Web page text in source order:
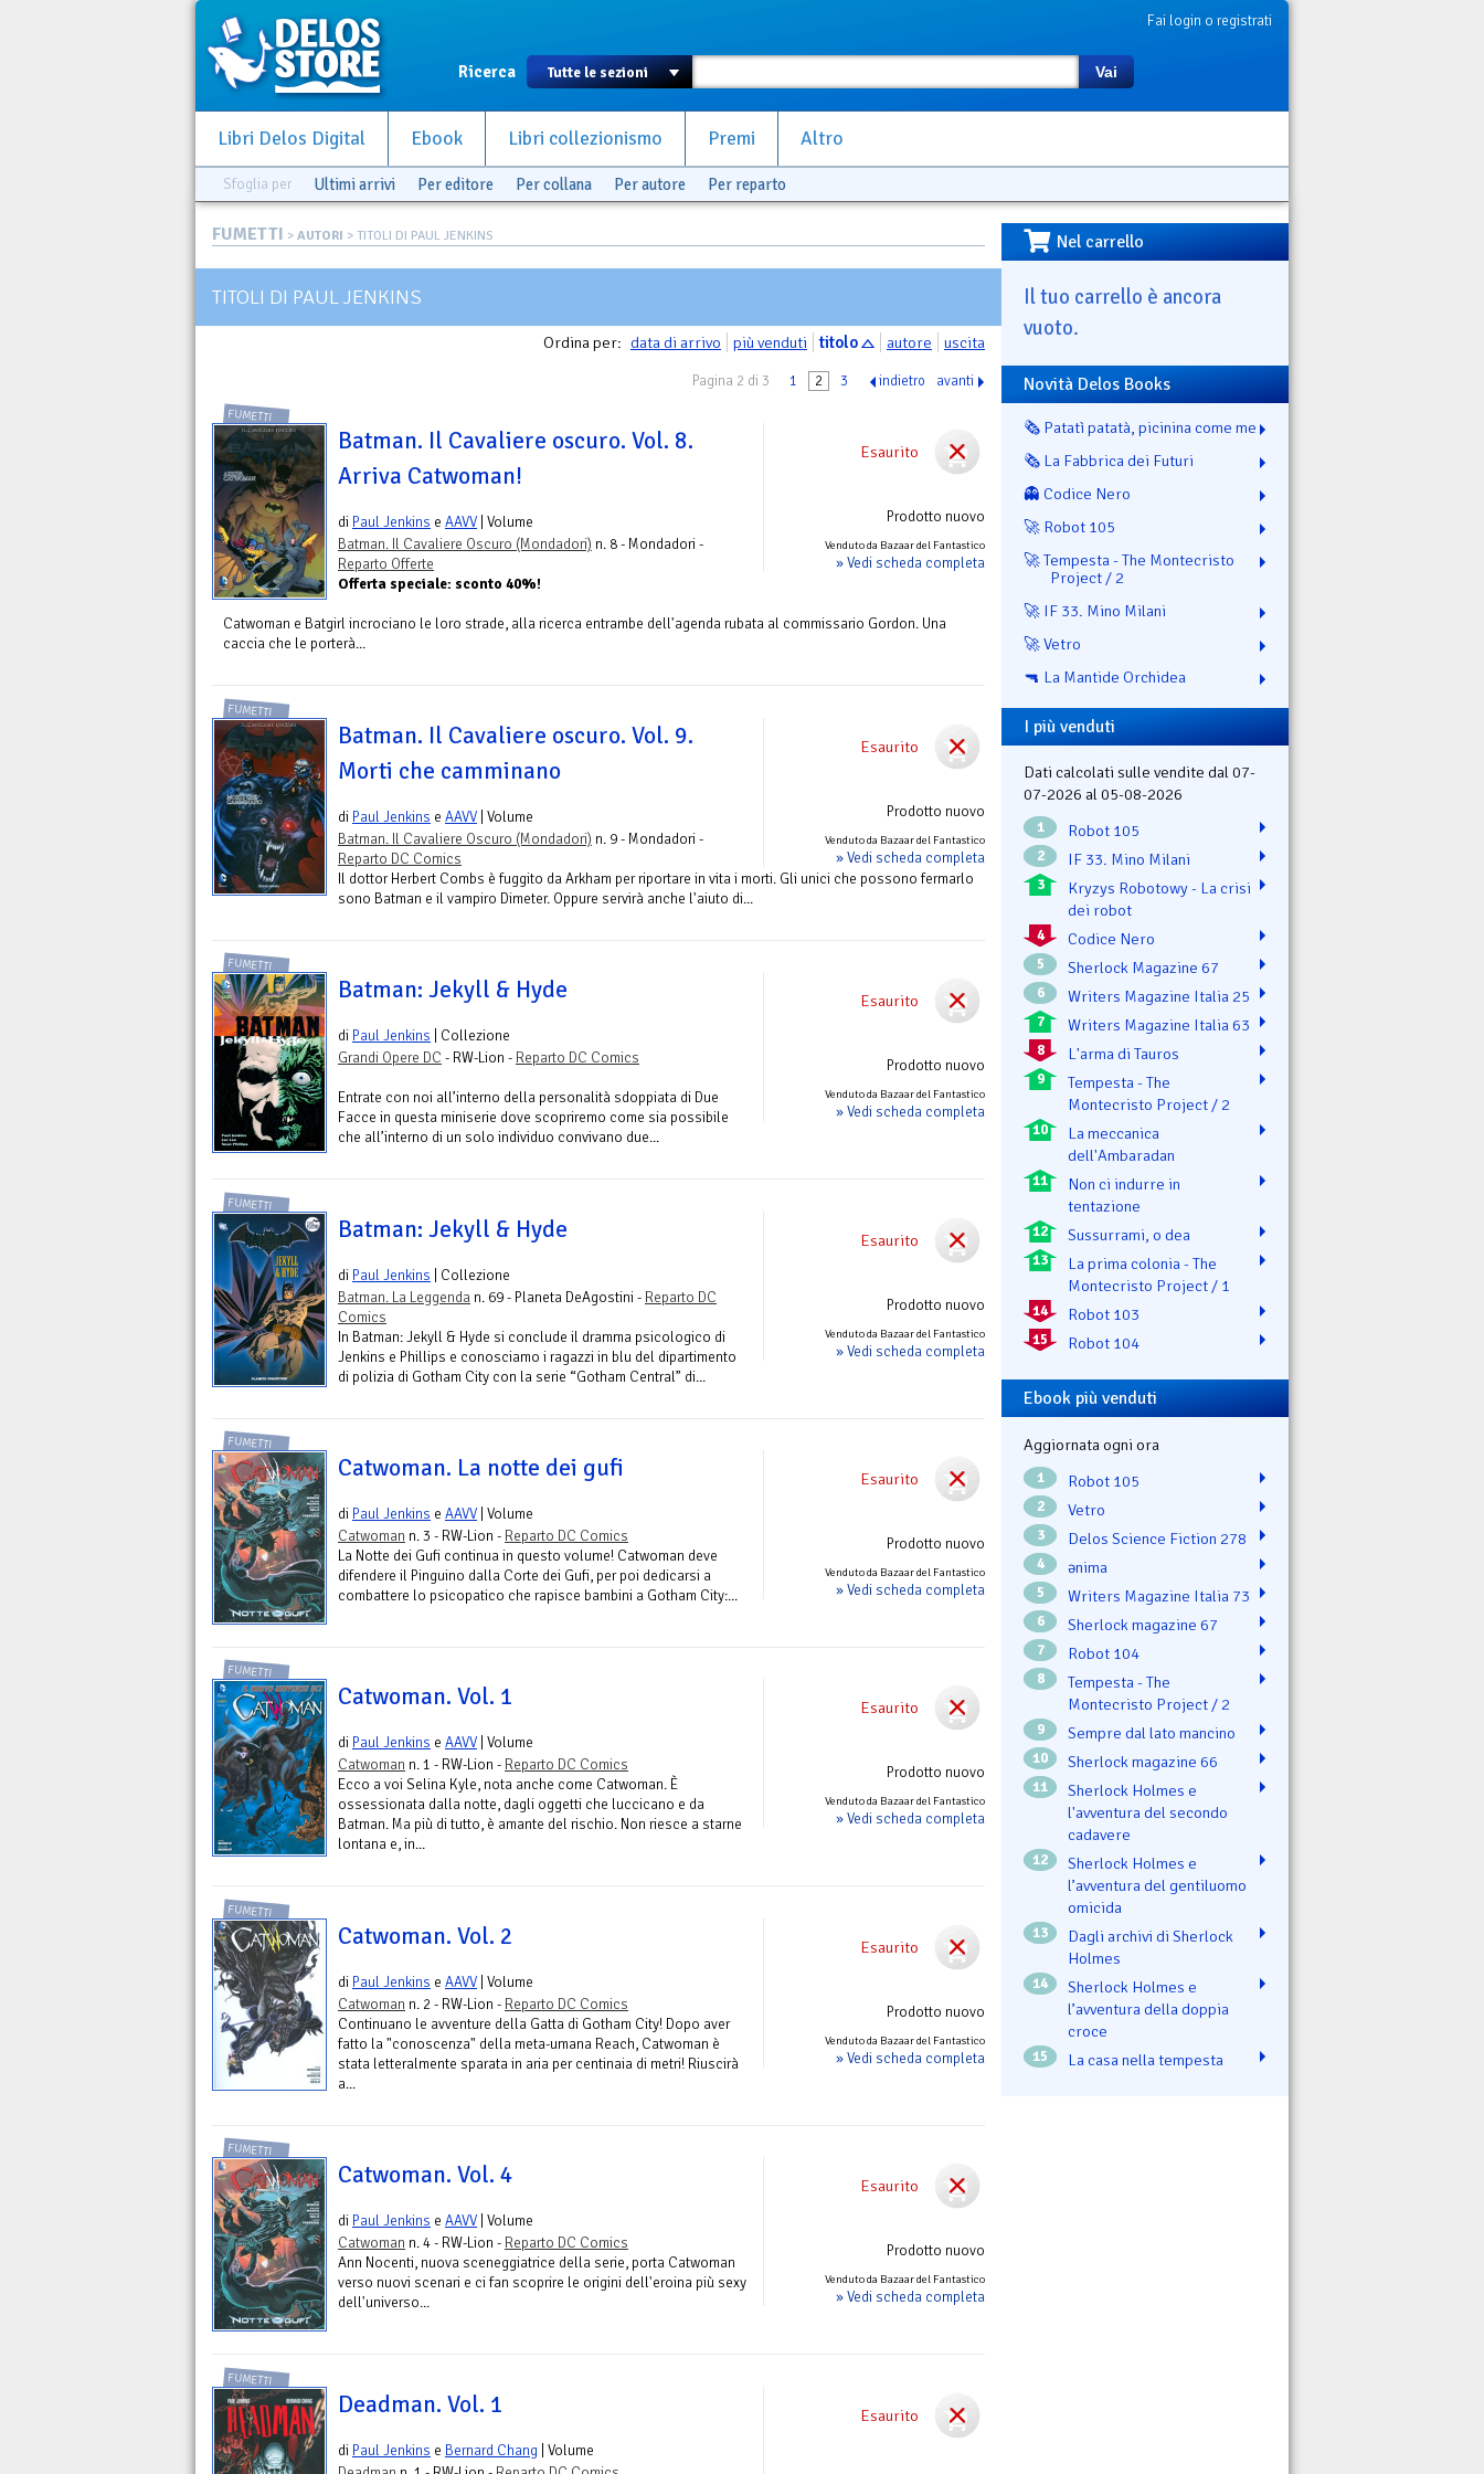
Fai login o registrati
Ricerca Vai
Libri Delos Digital Ebook Libri collezionismo Premi Altro
Sfoglia per Ultimi arrivi Per editore Per collana Per autore Per reparto
FUMETTI > AUTORI > TITOLI DI PAUL JENKINS
TITOLI DI PAUL JENKINS
Ordina per: data di arrivo più venduti titolo autore uscita
Pagina 2 di 3 1 2 3 indietro avanti
Esaurito
Prodotto nuovo
Venduto da Bazaar del Fantastico
» Vedi scheda completa
FUMETTI
Batman. Il Cavaliere oscuro. Vol. 8.
Arriva Catwoman!
di Paul Jenkins e AAVV | Volume
Batman. Il Cavaliere Oscuro (Mondadori) n. 8 - Mondadori -
Reparto Offerte
Offerta speciale: sconto 40%!
Catwoman e Batgirl incrociano le loro strade, alla ricerca entrambe dell'agenda rubata al commissario Gordon. Una
caccia che le porterà...
Esaurito
Prodotto nuovo
Venduto da Bazaar del Fantastico
» Vedi scheda completa
FUMETTI
Batman. Il Cavaliere oscuro. Vol. 9.
Morti che camminano
di Paul Jenkins e AAVV | Volume
Batman. Il Cavaliere Oscuro (Mondadori) n. 9 - Mondadori -
Reparto DC Comics
Il dottor Herbert Combs è fuggito da Arkham per riportare in vita i morti. Gli unici che possono fermarlo
sono Batman e il vampiro Dimeter. Oppure servirà anche l'aiuto di...
Esaurito
Prodotto nuovo
Venduto da Bazaar del Fantastico
» Vedi scheda completa
FUMETTI
Batman: Jekyll & Hyde
di Paul Jenkins | Collezione
Grandi Opere DC - RW-Lion - Reparto DC Comics
Entrate con noi all’interno della personalità sdoppiata di Due
Facce in questa miniserie dove scopriremo come sia possibile
che all’interno di un solo individuo convivano due...
Esaurito
Prodotto nuovo
Venduto da Bazaar del Fantastico
» Vedi scheda completa
FUMETTI
Batman: Jekyll & Hyde
di Paul Jenkins | Collezione
Batman. La Leggenda n. 69 - Planeta DeAgostini - Reparto DC
Comics
In Batman: Jekyll & Hyde si conclude il dramma psicologico di
Jenkins e Phillips e conosciamo i ragazzi in blu del dipartimento
di polizia di Gotham City con la serie “Gotham Central” di...
Esaurito
Prodotto nuovo
Venduto da Bazaar del Fantastico
» Vedi scheda completa
FUMETTI
Catwoman. La notte dei gufi
di Paul Jenkins e AAVV | Volume
Catwoman n. 3 - RW-Lion - Reparto DC Comics
La Notte dei Gufi continua in questo volume! Catwoman deve
difendere il Pinguino dalla Corte dei Gufi, per poi dedicarsi a
combattere lo psicopatico che rapisce bambini a Gotham City:...
Esaurito
Prodotto nuovo
Venduto da Bazaar del Fantastico
» Vedi scheda completa
FUMETTI
Catwoman. Vol. 1
di Paul Jenkins e AAVV | Volume
Catwoman n. 1 - RW-Lion - Reparto DC Comics
Ecco a voi Selina Kyle, nota anche come Catwoman. È
ossessionata dalla notte, dagli oggetti che luccicano e da
Batman. Ma più di tutto, è amante del rischio. Non riesce a starne
lontana e, in...
Esaurito
Prodotto nuovo
Venduto da Bazaar del Fantastico
» Vedi scheda completa
FUMETTI
Catwoman. Vol. 2
di Paul Jenkins e AAVV | Volume
Catwoman n. 2 - RW-Lion - Reparto DC Comics
Continuano le avventure della Gatta di Gotham City! Dopo aver
fatto la "conoscenza" della meta-umana Reach, Catwoman è
stata letteralmente sparata in aria per centinaia di metri! Riuscirà
a...
Esaurito
Prodotto nuovo
Venduto da Bazaar del Fantastico
» Vedi scheda completa
FUMETTI
Catwoman. Vol. 4
di Paul Jenkins e AAVV | Volume
Catwoman n. 4 - RW-Lion - Reparto DC Comics
Ann Nocenti, nuova sceneggiatrice della serie, porta Catwoman
verso nuovi scenari e ci fan scoprire le origini dell'eroina più sexy
dell'universo...
Esaurito
FUMETTI
Deadman. Vol. 1
di Paul Jenkins e Bernard Chang | Volume
Nel carrello
Il tuo carrello è ancora
vuoto.
Novità Delos Books
🗞️ Patatì patatà, picinina come me
🗞️ La Fabbrica dei Futuri
👻 Codice Nero
🚀 Robot 105
🚀 Tempesta - The Montecristo
Project / 2
🚀 IF 33. Mino Milani
🚀 Vetro
🔫 La Mantide Orchidea
I più venduti
Dati calcolati sulle vendite dal 07-
07-2026 al 05-08-2026
1 Robot 105
2 IF 33. Mino Milani
3
Kryzys Robotowy - La crisi
dei robot
4 Codice Nero
5 Sherlock Magazine 67
6 Writers Magazine Italia 25
7 Writers Magazine Italia 63
8 L'arma di Tauros
9
Tempesta - The
Montecristo Project / 2
10
La meccanica
dell'Ambaradan
11
Non ci indurre in
tentazione
12 Sussurrami, o dea
13
La prima colonia - The
Montecristo Project / 1
14 Robot 103
15 Robot 104
Ebook più venduti
Aggiornata ogni ora
1 Robot 105
2 Vetro
3 Delos Science Fiction 278
4 ənima
5 Writers Magazine Italia 73
6 Sherlock magazine 67
7 Robot 104
8
Tempesta - The
Montecristo Project / 2
9 Sempre dal lato mancino
10 Sherlock magazine 66
11
Sherlock Holmes e
l'avventura del secondo
cadavere
12
Sherlock Holmes e
l’avventura del gentiluomo
omicida
13
Dagli archivi di Sherlock
Holmes
14
Sherlock Holmes e
l’avventura della doppia
croce
15 La casa nella tempesta